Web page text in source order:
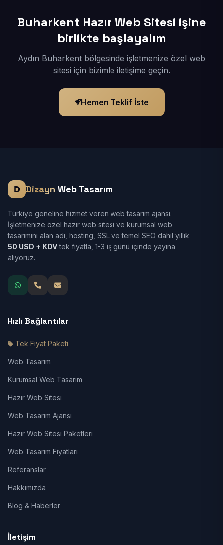
Buharkent Hazır Web Sitesi işine
birlikte başlayalım
Aydın Buharkent bölgesinde işletmenize özel web
sitesi için bizimle iletişime geçin.
Hemen Teklif İste
Dizayn Web Tasarım
Türkiye geneline hizmet veren web tasarım ajansı.
İşletmenize özel hazır web sitesi ve kurumsal web
tasarımını alan adı, hosting, SSL ve temel SEO dahil yıllık
50 USD + KDVtek fiyatla, 1-3 iş günü içinde yayına
alıyoruz.
Hızlı Bağlantılar
Tek Fiyat Paketi
Web Tasarım
Kurumsal Web Tasarım
Hazır Web Sitesi
Web Tasarım Ajansı
Hazır Web Sitesi Paketleri
Web Tasarım Fiyatları
Referanslar
Hakkımızda
Blog & Haberler
İletişim